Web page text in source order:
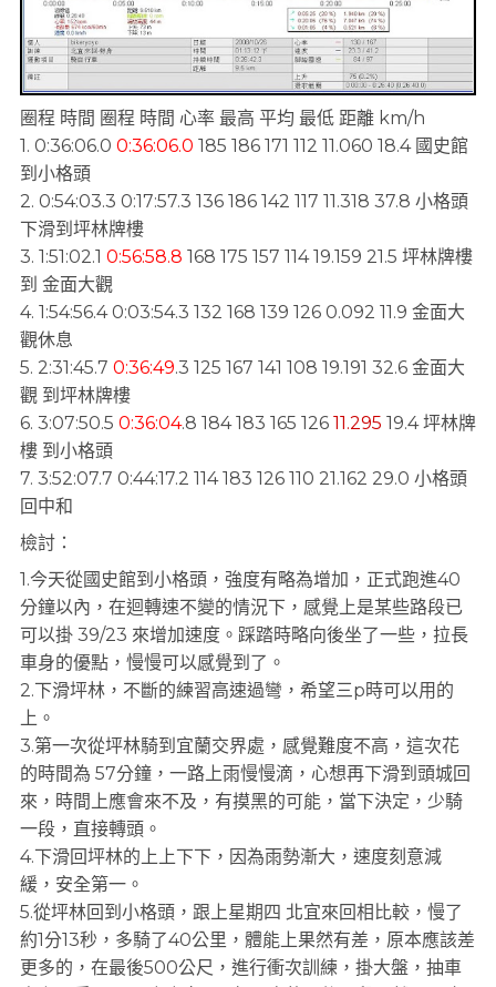
圈程 時間 圈程 時間 心率 最高 平均 最低 距離 km/h
1. 0:36:06.0 0:36:06.0 185 186 171 112 11.060 18.4 國史館
到小格頭
2. 0:54:03.3 0:17:57.3 136 186 142 117 11.318 37.8 小格頭
下滑到坪林牌樓
3. 1:51:02.1 0:56:58.8 168 175 157 114 19.159 21.5 坪林牌樓
到 金面大觀
4. 1:54:56.4 0:03:54.3 132 168 139 126 0.092 11.9 金面大
觀休息
5. 2:31:45.7 0:36:49.3 125 167 141 108 19.191 32.6 金面大
觀 到坪林牌樓
6. 3:07:50.5 0:36:04.8 184 183 165 126 11.295 19.4 坪林牌
樓 到小格頭
7. 3:52:07.7 0:44:17.2 114 183 126 110 21.162 29.0 小格頭
回中和
檢討：
1.今天從國史館到小格頭，強度有略為增加，正式跑進40
分鐘以內，在迴轉速不變的情況下，感覺上是某些路段已
可以掛 39/23 來增加速度。踩踏時略向後坐了一些，拉長
車身的優點，慢慢可以感覺到了。
2.下滑坪林，不斷的練習高速過彎，希望三p時可以用的
上。
3.第一次從坪林騎到宜蘭交界處，感覺難度不高，這次花
的時間為 57分鐘，一路上雨慢慢滴，心想再下滑到頭城回
來，時間上應會來不及，有摸黑的可能，當下決定，少騎
一段，直接轉頭。
4.下滑回坪林的上上下下，因為雨勢漸大，速度刻意減
緩，安全第一。
5.從坪林回到小格頭，跟上星期四 北宜來回相比較，慢了
約1分13秒，多騎了40公里，體能上果然有差，原本應該差
更多的，在最後500公尺，進行衝次訓練，掛大盤，抽車